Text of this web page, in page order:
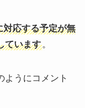
応する予定が無
ています。
ようにコメント